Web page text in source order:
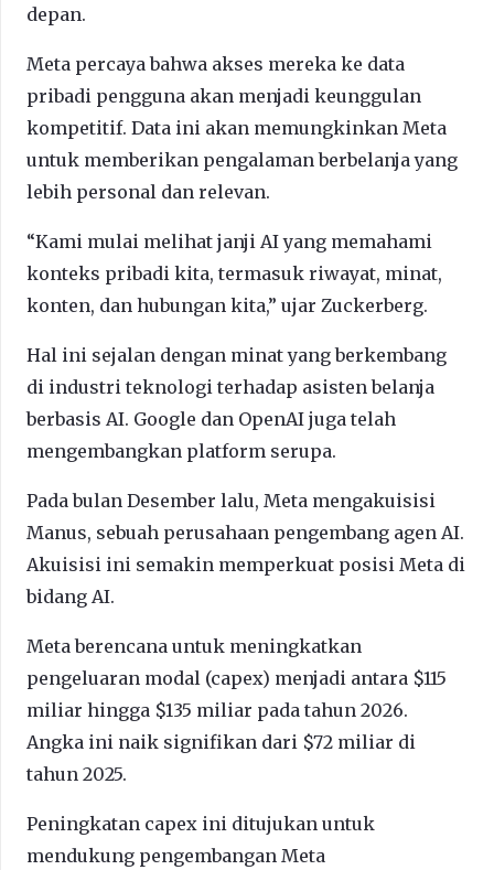
depan.
Meta percaya bahwa akses mereka ke data
pribadi pengguna akan menjadi keunggulan
kompetitif. Data ini akan memungkinkan Meta
untuk memberikan pengalaman berbelanja yang
lebih personal dan relevan.
“Kami mulai melihat janji AI yang memahami
konteks pribadi kita, termasuk riwayat, minat,
konten, dan hubungan kita,” ujar Zuckerberg.
Hal ini sejalan dengan minat yang berkembang
di industri teknologi terhadap asisten belanja
berbasis AI. Google dan OpenAI juga telah
mengembangkan platform serupa.
Pada bulan Desember lalu, Meta mengakuisisi
Manus, sebuah perusahaan pengembang agen AI.
Akuisisi ini semakin memperkuat posisi Meta di
bidang AI.
Meta berencana untuk meningkatkan
pengeluaran modal (capex) menjadi antara $115
miliar hingga $135 miliar pada tahun 2026.
Angka ini naik signifikan dari $72 miliar di
tahun 2025.
Peningkatan capex ini ditujukan untuk
mendukung pengembangan Meta